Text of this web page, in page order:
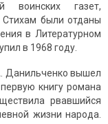
воинских газет,
Стихам были отданы
в Литературном
в 1968 году.
Данильченко вышел
книгу романа
рвавшийся
жизни народа.